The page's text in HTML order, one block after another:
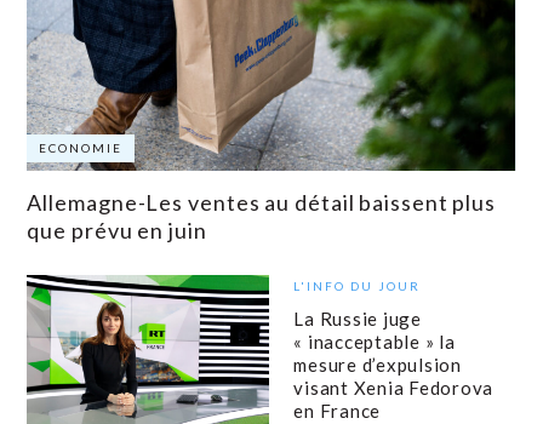
ECONOMIE
Allemagne-Les ventes au détail baissent plus
que prévu en juin
L'INFO DU JOUR
La Russie juge
« inacceptable » la
mesure d’expulsion
visant Xenia Fedorova
en France